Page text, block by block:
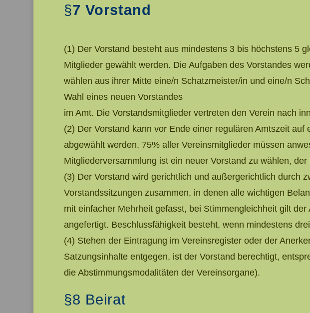
§7 Vorstand
(1) Der Vorstand besteht aus mindestens 3 bis höchstens 5
Mitglieder gewählt werden. Die Aufgaben des Vorstandes
wählen aus ihrer Mitte eine/n Schatzmeister/in und eine/n
Wahl eines neuen Vorstandes
im Amt. Die Vorstandsmitglieder vertreten den Verein nach
(2) Der Vorstand kann vor Ende einer regulären Amtszeit
abgewählt werden. 75% aller Vereinsmitglieder müssen
Mitgliederversammlung ist ein neuer Vorstand zu wählen,
(3) Der Vorstand wird gerichtlich und außergerichtlich durch
Vorstandssitzungen zusammen, in denen alle wichtigen
mit einfacher Mehrheit gefasst, bei Stimmengleichheit gilt
angefertigt. Beschlussfähigkeit besteht, wenn mindestens
(4) Stehen der Eintragung im Vereinsregister oder der
Satzungsinhalte entgegen, ist der Vorstand berechtigt,
die Abstimmungsmodalitäten der Vereinsorgane).
§8 Beirat